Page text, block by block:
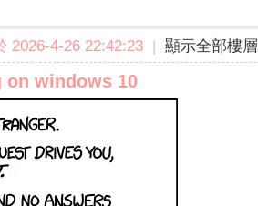
2026-4-26 22:42:23 | 顯示全部樓層
windows 10